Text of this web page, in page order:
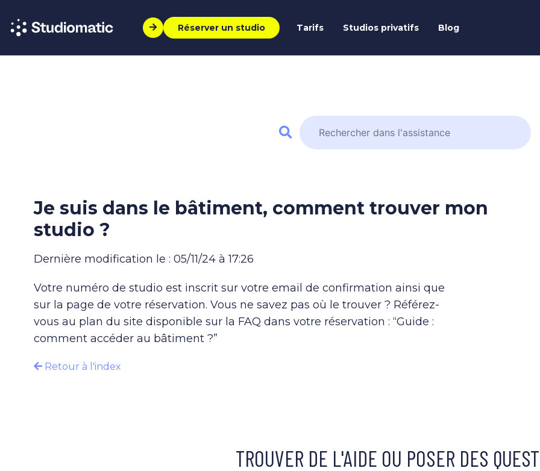
Réserver un studio Tarifs Studios privatifs Blog
Je suis dans le bâtiment, comment trouver mon
studio ?
Dernière modification le : 05/11/24 à 17:26
Votre numéro de studio est inscrit sur votre email de confirmation ainsi que
sur la page de votre réservation. Vous ne savez pas où le trouver ? Référez-
vous au plan du site disponible sur la FAQ dans votre réservation : “Guide :
comment accéder au bâtiment ?”
Retour à l'index
TROUVER DE L'AIDE OU POSER DES